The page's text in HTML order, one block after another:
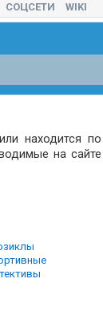
СОЦСЕТИ WIKI
находится по
на сайте